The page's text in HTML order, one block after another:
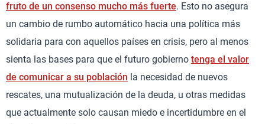
fruto de un consenso mucho más fuerte. Esto no asegura
un cambio de rumbo automático hacia una política más
solidaria para con aquellos países en crisis, pero al menos
sienta las bases para que el futuro gobierno tenga el valor
de comunicar a su población la necesidad de nuevos
rescates, una mutualización de la deuda, u otras medidas
que actualmente solo causan miedo e incertidumbre en el